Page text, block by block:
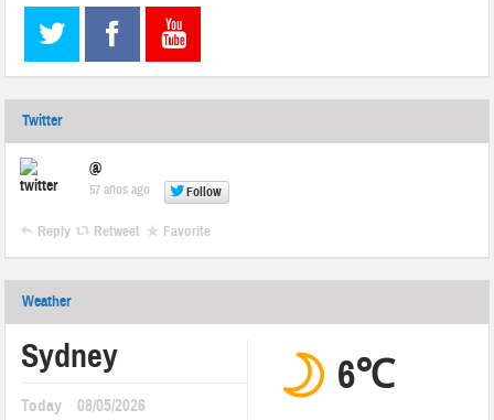
Twitter
@
57 años ago Follow
Reply Retweet Favorite
Weather
Sydney
Today 08/05/2026
6℃